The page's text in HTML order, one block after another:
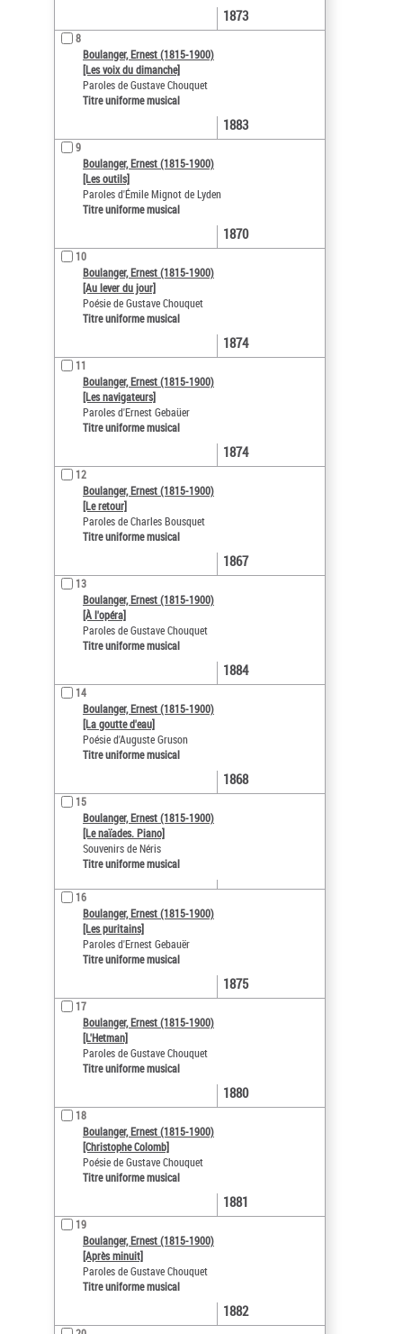
1873
8
Boulanger, Ernest (1815-1900)
[Les voix du dimanche]
Paroles de Gustave Chouquet
Titre uniforme musical
1883
9
Boulanger, Ernest (1815-1900)
[Les outils]
Paroles d'Émile Mignot de Lyden
Titre uniforme musical
1870
10
Boulanger, Ernest (1815-1900)
[Au lever du jour]
Poésie de Gustave Chouquet
Titre uniforme musical
1874
11
Boulanger, Ernest (1815-1900)
[Les navigateurs]
Paroles d'Ernest Gebaüer
Titre uniforme musical
1874
12
Boulanger, Ernest (1815-1900)
[Le retour]
Paroles de Charles Bousquet
Titre uniforme musical
1867
13
Boulanger, Ernest (1815-1900)
[À l'opéra]
Paroles de Gustave Chouquet
Titre uniforme musical
1884
14
Boulanger, Ernest (1815-1900)
[La goutte d'eau]
Poésie d'Auguste Gruson
Titre uniforme musical
1868
15
Boulanger, Ernest (1815-1900)
[Le naïades. Piano]
Souvenirs de Néris
Titre uniforme musical
16
Boulanger, Ernest (1815-1900)
[Les puritains]
Paroles d'Ernest Gebauër
Titre uniforme musical
1875
17
Boulanger, Ernest (1815-1900)
[L'Hetman]
Paroles de Gustave Chouquet
Titre uniforme musical
1880
18
Boulanger, Ernest (1815-1900)
[Christophe Colomb]
Poésie de Gustave Chouquet
Titre uniforme musical
1881
19
Boulanger, Ernest (1815-1900)
[Après minuit]
Paroles de Gustave Chouquet
Titre uniforme musical
1882